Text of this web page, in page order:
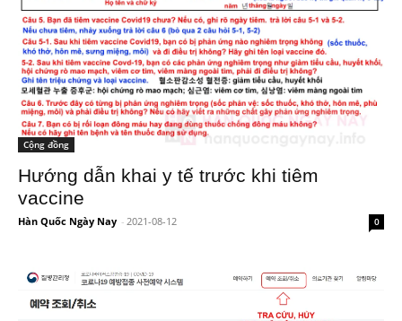
Cộng đồng
Hướng dẫn khai y tế trước khi tiêm
vaccine
Hàn Quốc Ngày Nay - 2021-08-12 0